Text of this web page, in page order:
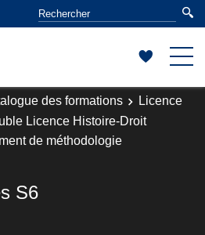
des formations
Licence
Licence Histoire-Droit
de méthodologie
S6